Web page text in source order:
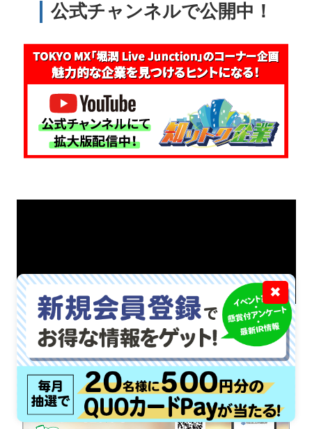
公式チャンネルで公開中！
招集通知がスマホの中に！
✖